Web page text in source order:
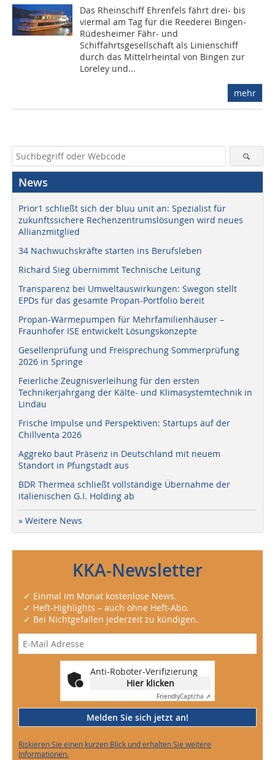
Das Rheinschiff Ehrenfels fährt drei- bis
viermal am Tag für die Reederei Bingen-
Rüdesheimer Fähr- und
Schiffahrtsgesellschaft als Linienschiff
durch das Mittelrheintal von Bingen zur
Loreley und...
mehr
News
Prior1 schließt sich der bluu unit an: Spezialist für
zukunftssichere Rechenzentrumslösungen wird neues
Allianzmitglied
34 Nachwuchskräfte starten ins Berufsleben
Richard Sieg übernimmt Technische Leitung
Transparenz bei Umweltauswirkungen: Swegon stellt
EPDs für das gesamte Propan-Portfolio bereit
Propan-Wärmepumpen für Mehrfamilienhäuser –
Fraunhofer ISE entwickelt Lösungskonzepte
Gesellenprüfung und Freisprechung Sommerprüfung
2026 in Springe
Feierliche Zeugnisverleihung für den ersten
Technikerjahrgang der Kälte- und Klimasystemtechnik in
Lindau
Frische Impulse und Perspektiven: Startups auf der
Chillventa 2026
Aggreko baut Präsenz in Deutschland mit neuem
Standort in Pfungstadt aus
BDR Thermea schließt vollständige Übernahme der
italienischen G.I. Holding ab
» Weitere News
KKA-Newsletter
✓ Einmal im Monat kostenlose News.
✓ Heft-Highlights – auch ohne Heft-Abo.
✓ Bei Nichtgefallen jederzeit zu kündigen.
Anti-Roboter-Verifizierung
Hier klicken
FriendlyCaptcha ⇗
Melden Sie sich jetzt an!
Riskieren Sie einen kurzen Blick und erhalten Sie weitere
Informationen.